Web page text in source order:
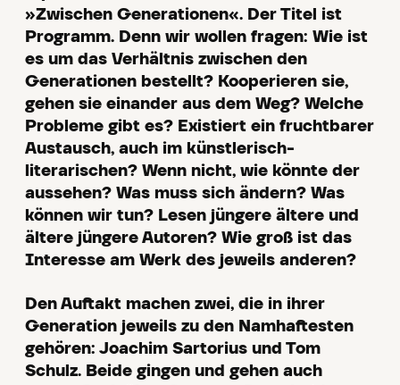
»Zwischen Generationen«. Der Titel ist
Programm. Denn wir wollen fragen: Wie ist
es um das Verhältnis zwischen den
Generationen bestellt? Kooperieren sie,
gehen sie einander aus dem Weg? Welche
Probleme gibt es? Existiert ein fruchtbarer
Austausch, auch im künstlerisch-
literarischen? Wenn nicht, wie könnte der
aussehen? Was muss sich ändern? Was
können wir tun? Lesen jüngere ältere und
ältere jüngere Autoren? Wie groß ist das
Interesse am Werk des jeweils anderen?
Den Auftakt machen zwei, die in ihrer
Generation jeweils zu den Namhaftesten
gehören: Joachim Sartorius und Tom
Schulz. Beide gingen und gehen auch